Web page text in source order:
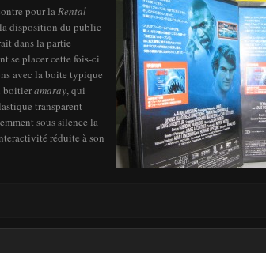
pour laRental
disposition du public
dans la partie
se placer cette fois-ci
avec la boite typique
boitieramaray, qui
transparent
sous silence la
réduite à son